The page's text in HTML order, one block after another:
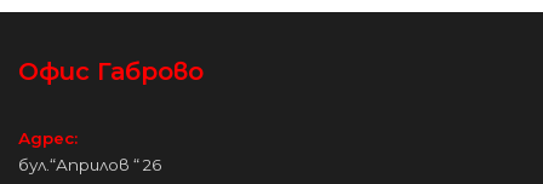
постига от
Офис Габрово
Адрес:
бул.“Априлов “ 26